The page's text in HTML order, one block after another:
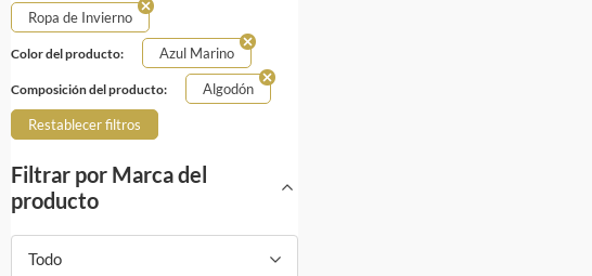
Ropa de Invierno
Color del producto: Azul Marino
Composición del producto: Algodón
Restablecer filtros
Filtrar por Marca del
producto
Todo